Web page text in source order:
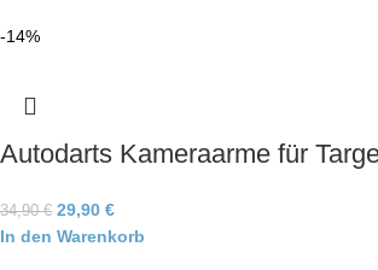
-14%
Autodarts Kameraarme für
34,90€ 29,90 €
In den Warenkorb